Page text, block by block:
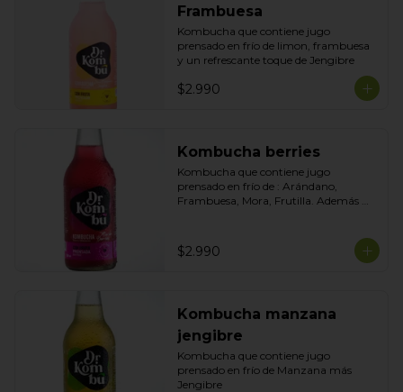
Frambuesa
Kombucha que contiene jugo
prensado en frío de limon, frambuesa
y un refrescante toque de Jengibre
$2.990
Kombucha berries
Kombucha que contiene jugo
prensado en frío de : Arándano,
Frambuesa, Mora, Frutilla. Además
$2.990
Kombucha manzana
jengibre
Kombucha que contiene jugo
prensado en frío de Manzana más
Jengibre